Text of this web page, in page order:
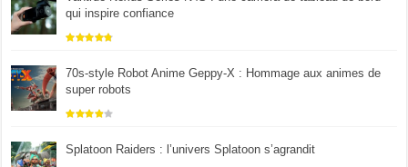
qui inspire confiance
70s-style Robot Anime Geppy-X : Hommage aux animes de
super robots
Splatoon Raiders : l’univers Splatoon s’agrandit